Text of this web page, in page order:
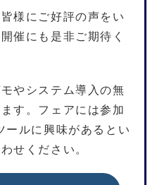
様にご好評の声をい
催にも是非ご期待く
やシステム導入の無
す。フェアには参加
ールに興味があるとい
せください。